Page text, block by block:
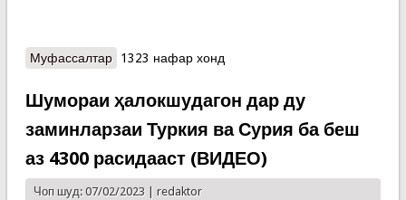
Муфассалтаро Тоҷикистон барои кумак ба зилзилазадагони
1323 нафар хонд
Шумораи ҳалокшудагон дар ду
заминларзаи Туркия ва Сурия ба беш
аз 4300 расидааст (ВИДЕО)
Чоп шуд: 07/02/2023 | redaktor